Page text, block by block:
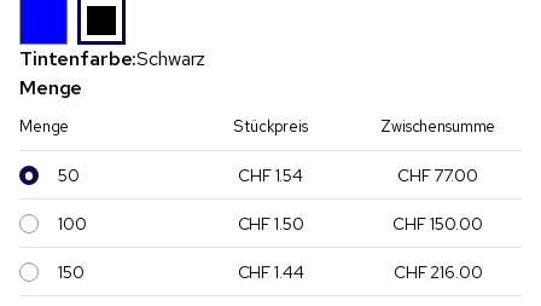
Tintenfarbe:Schwarz
Menge
Menge Stückpreis Zwischensumme
50 CHF 1.54 CHF 77.00
100 CHF 1.50 CHF 150.00
150 CHF 1.44 CHF 216.00